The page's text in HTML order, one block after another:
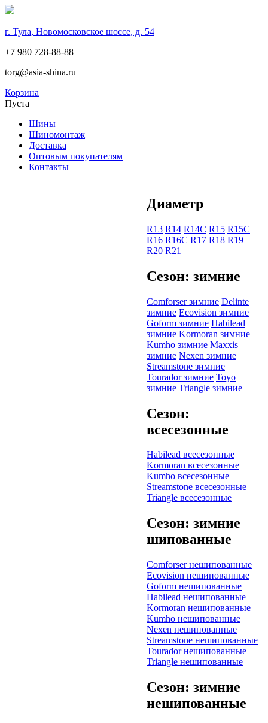
г. Тула, Новомосковское шоссе, д. 54
+7 980 728-88-88
torg@asia-shina.ru
Корзина
Пуста
Шины
Шиномонтаж
Доставка
Оптовым покупателям
Контакты
Диаметр
R13 R14 R14С R15 R15С
R16 R16С R17 R18 R19
R20 R21
Сезон: зимние
Comforser зимние Delinte
зимние Ecovision зимние
Goform зимние Habilead
зимние Kormoran зимние
Kumho зимние Maxxis
зимние Nexen зимние
Streamstone зимние
Tourador зимние Toyo
зимние Triangle зимние
Сезон:
всесезонные
Habilead всесезонные
Kormoran всесезонные
Kumho всесезонные
Streamstone всесезонные
Triangle всесезонные
Сезон: зимние
шипованные
Comforser нешипованные
Ecovision нешипованные
Goform нешипованные
Habilead нешипованные
Kormoran нешипованные
Kumho нешипованные
Nexen нешипованные
Streamstone нешипованные
Tourador нешипованные
Triangle нешипованные
Сезон: зимние
нешипованные